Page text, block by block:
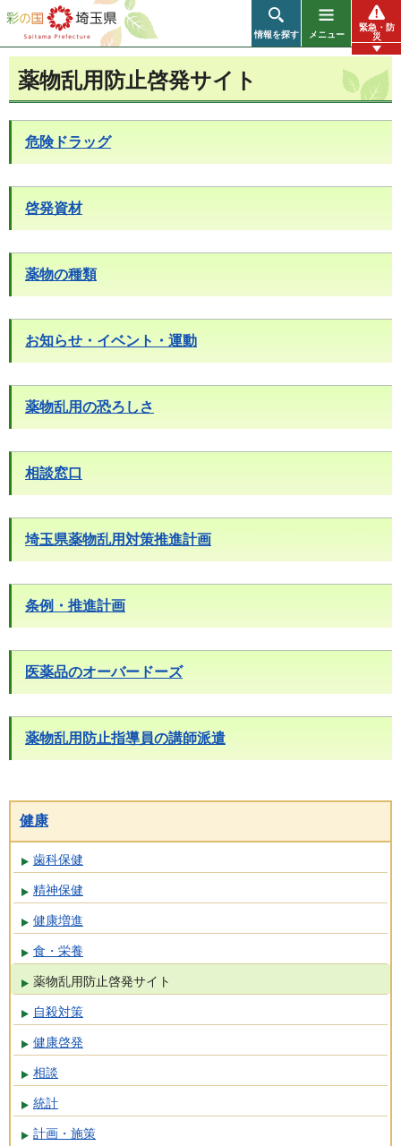
彩の国 埼玉県
情報を探す メニュー
緊急・防
災
薬物乱用防止啓発サイト
危険ドラッグ
啓発資材
薬物の種類
お知らせ・イベント・運動
薬物乱用の恐ろしさ
相談窓口
埼玉県薬物乱用対策推進計画
条例・推進計画
医薬品のオーバードーズ
薬物乱用防止指導員の講師派遣
健康
歯科保健
精神保健
健康増進
食・栄養
薬物乱用防止啓発サイト
自殺対策
健康啓発
相談
統計
計画・施策